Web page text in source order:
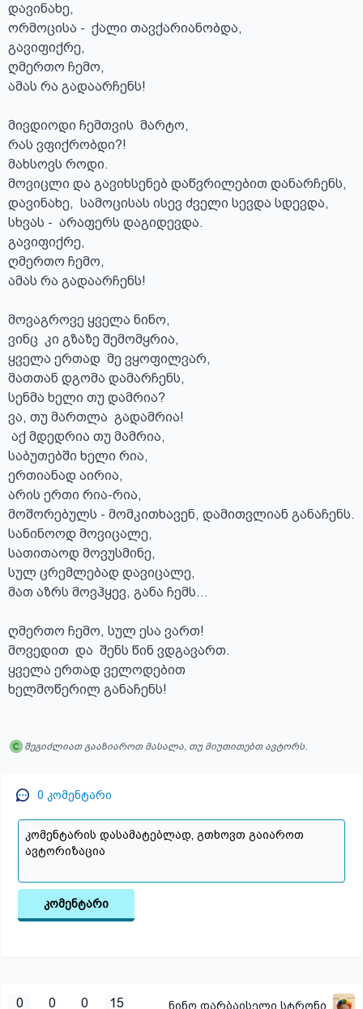
დავინახე,
ორმოცისა -  ქალი თავქარიანობდა,
გავიფიქრე,
ღმერთო ჩემო,
ამას რა გადაარჩენს!
მივდიოდი ჩემთვის  მარტო,
რას ვფიქრობდი?!
მახსოვს როდი.
მოვიცლი და გავიხსენებ დაწვრილებით დანარჩენს,
დავინახე,  სამოცისას ისევ ძველი სევდა სდევდა,
სხვას -  არაფერს დაგიდევდა.
გავიფიქრე,
ღმერთო ჩემო,
ამას რა გადაარჩენს!
მოვაგროვე ყველა ნინო,
ვინც  კი გზაზე შემომყრია,
ყველა ერთად  მე ვყოფილვარ,
მათთან დგომა დამარჩენს,
სენმა ხელი თუ დამრია?
ვა, თუ მართლა  გადამრია!
საბუთებში ხელი რია,
ერთიანად აირია,
არის ერთი რია-რია,
მოშორებულს - მომკითხავენ, დამითვლიან განაჩენს.
სანინოოდ მოვიცალე,
სათითაოდ მოვუსმინე,
სულ ცრემლებად დავიცალე,
მათ აზრს მოვჰყევ, განა ჩემს…
ღმერთო ჩემო, სულ ესა ვართ!
მოვედით  და  შენს წინ ვდგავართ.
ყველა ერთად ველოდებით
ხელმოწერილ განაჩენს!
შეგიძლიათ გააზიაროთ მასალა, თუ მიუთითებთ ავტორს.
0 კომენტარი
კომენტარი
0 0 0 15 ნინო დარბაისელი სტრონი